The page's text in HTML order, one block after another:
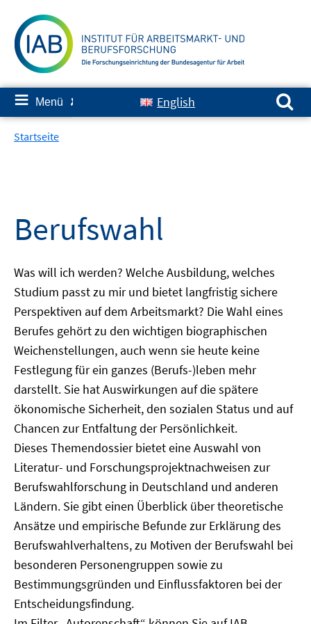
zum
Inhalt
≡ Menü ✘ English
Suchen nach:
Startseite
Berufswahl
Was will ich werden? Welche Ausbildung, welches
Studium passt zu mir und bietet langfristig sichere
Perspektiven auf dem Arbeitsmarkt? Die Wahl eines
Berufes gehört zu den wichtigen biographischen
Weichenstellungen, auch wenn sie heute keine
Festlegung für ein ganzes (Berufs-)leben mehr
darstellt. Sie hat Auswirkungen auf die spätere
ökonomische Sicherheit, den sozialen Status und auf
Chancen zur Entfaltung der Persönlichkeit.
Dieses Themendossier bietet eine Auswahl von
Literatur- und Forschungsprojektnachweisen zur
Berufswahlforschung in Deutschland und anderen
Ländern. Sie gibt einen Überblick über theoretische
Ansätze und empirische Befunde zur Erklärung des
Berufswahlverhaltens, zu Motiven der Berufswahl bei
besonderen Personengruppen sowie zu
Bestimmungsgründen und Einflussfaktoren bei der
Entscheidungsfindung.